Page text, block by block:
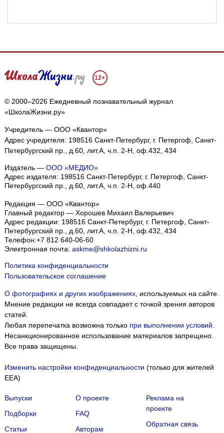
12+
© 2000–2026 Ежедневный познавательный журнал
«ШколаЖизни.ру»
Учредитель — ООО «Квантор»
Адрес учредителя: 198516 Санкт-Петербург, г. Петергоф, Санкт-
Петербургский пр., д.60, лит.А, ч.п. 2-Н, оф.432, 434
Издатель — ООО «МЕДИО»
Адрес издателя: 198516 Санкт-Петербург, г. Петергоф, Санкт-
Петербургский пр., д.60, лит.А, ч.п. 2-Н, оф.440
Редакция — ООО «Квантор»
Главный редактор — Хорошев Михаил Валерьевич
Адрес редакции: 198516 Санкт-Петербург, г. Петергоф Санкт-
Петербургский пр., д.60, лит.А, ч.п. 2-Н, оф.432, 434
Телефон:+7 812 640-06-60
Электронная почта: askme@shkolazhizni.ru
Политика конфиденциальности
Пользовательское соглашение
О фотографиях и других изображениях, используемых на сайте.
Мнение редакции не всегда совпадает с точкой зрения авторов
статей.
Любая перепечатка возможна только при выполнении условий
Несанкционированное использование материалов запрещено.
Все права защищены.
Изменить настройки конфиденциальности (только для жителей
EEA)
Выпуски
Подборки
Статьи
О проекте
FAQ
Авторам
Реклама на
проекте
Обратная связь